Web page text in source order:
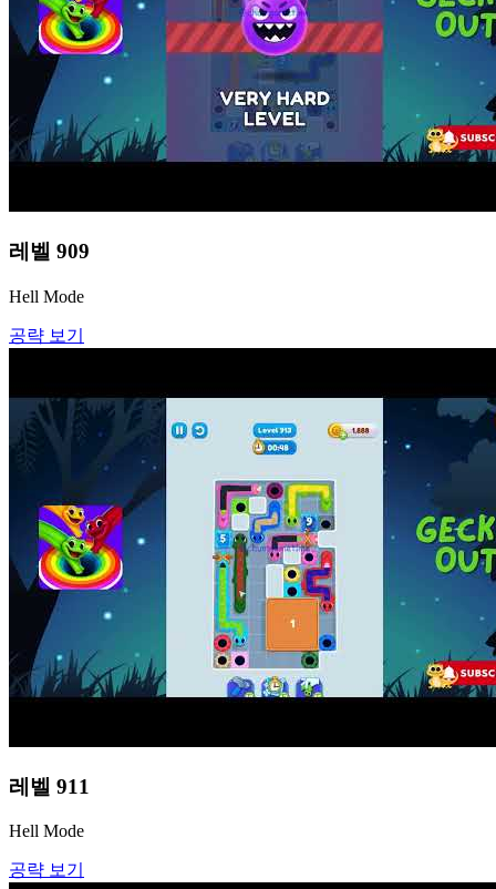
레벨 909
Hell Mode
공략 보기
레벨 911
Hell Mode
공략 보기